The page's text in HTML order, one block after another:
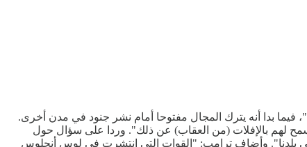
بدا أنه يترك المجال مفتوحا أمام نشر جنود في مدن أخرى.
لهم بالإفلات (من العقاب) عن ذلك". وردا على سؤال حول
بلدنا". وأضاف ترامب: "القوات التي إنتشرت في لوس أنجلوس